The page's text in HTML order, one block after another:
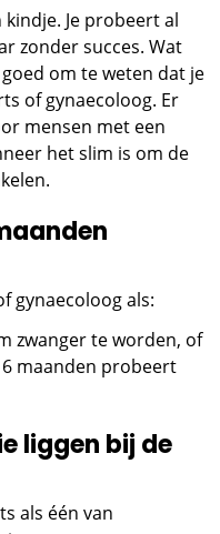
Je probeert al
zonder succes. Wat
om te weten dat je
of gynaecoloog. Er
mensen met een
het slim is om de
gynaecoloog als:
zwanger te worden, of
maanden probeert
liggen bij de
als één van